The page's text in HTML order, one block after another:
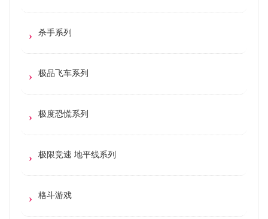
杀手系列
极品飞车系列
极度恐慌系列
极限竞速 地平线系列
格斗游戏